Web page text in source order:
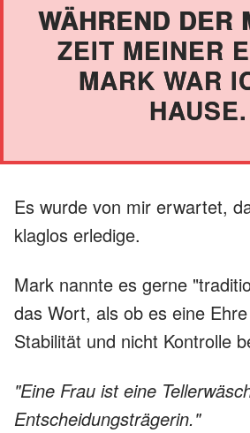
WÄHREND DER
ZEIT MEINER
MARK WAR
HAUSE.
Es wurde von mir erwartet,
klaglos erledige.
Mark nannte es gerne
das Wort, als ob es eine
Stabilität und nicht Kontrolle
"Eine Frau ist eine
Entscheidungsträgerin."